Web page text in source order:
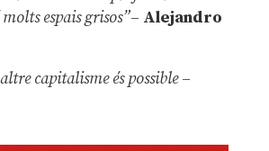
espais grisos”– Alejandro
capitalisme és possible –